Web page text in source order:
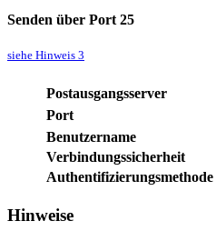
Senden über Port 25
siehe Hinweis 3
Postausgangsserver
Port
Benutzername
Verbindungssicherheit
Authentifizierungsmethode
Hinweise